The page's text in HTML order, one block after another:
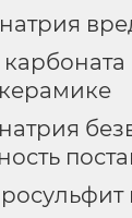
керамике